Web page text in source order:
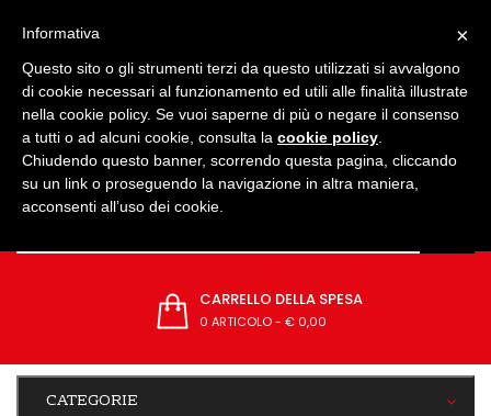
CARRELLO DELLA SPESA
0 ARTICOLO- € 0,00
CATEGORIE
×
Informativa
Questo sito o gli strumenti terzi da questo utilizzati si avvalgono
di cookie necessari al funzionamento ed utili alle finalità illustrate
nella cookie policy. Se vuoi saperne di più o negare il consenso
a tutti o ad alcuni cookie, consulta la cookie policy
Chiudendo questo banner, scorrendo questa pagina, cliccando
su un link o proseguendo la navigazione in altra maniera,
acconsenti all’uso dei cookie.